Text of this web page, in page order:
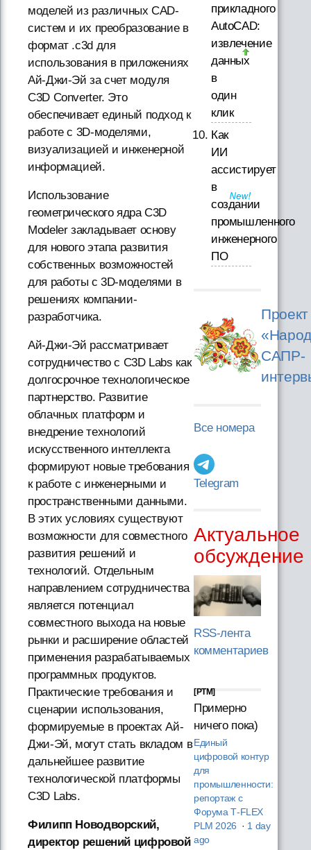
моделей из различных CAD-
систем и их преобразование в
формат .c3d для
использования в приложениях
Ай-Джи-Эй за счет модуля
C3D Converter. Это
обеспечивает единый подход к
работе с 3D-моделями,
визуализацией и инженерной
информацией.
Использование
геометрического ядра C3D
Modeler закладывает основу
для нового этапа развития
собственных возможностей
для работы с 3D-моделями в
решениях компании-
разработчика.
Ай-Джи-Эй рассматривает
сотрудничество с C3D Labs как
долгосрочное технологическое
партнерство. Развитие
облачных платформ и
внедрение технологий
искусственного интеллекта
формируют новые требования
к работе с инженерными и
пространственными данными.
В этих условиях существуют
возможности для совместного
развития решений и
технологий. Отдельным
направлением сотрудничества
является потенциал
совместного выхода на новые
рынки и расширение областей
применения разрабатываемых
программных продуктов.
Практические требования и
сценарии использования,
формируемые в проектах Ай-
Джи-Эй, могут стать вкладом в
дальнейшее развитие
технологической платформы
C3D Labs.
Филипп Новодворский,
директор решений цифровой
прикладного
AutoCAD:
извлечение
данных
в
один
клик
Как
ИИ
ассистирует
в
создании
промышленного
инженерного
ПО
Проект
САПР-
Все номера
Telegram
Актуальное
обсуждение
RSS-лента
комментариев
[PTM]
Примерно
ничего пока)
Единый
цифровой контур
для
промышленности:
репортаж с
Форума T‑FLEX
PLM 2026 · 1 day
ago